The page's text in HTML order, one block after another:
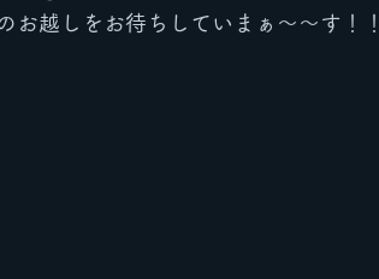
お越しをお待ちしていまぁ〜〜す！！